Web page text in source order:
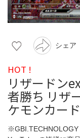
シェア
HOT !
リザードン
者勝ち リザ
ケモンカー
※GBI.TECHNOLOGY